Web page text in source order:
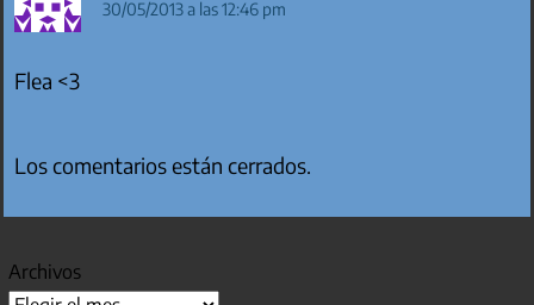
30/05/2013 a las 12:46 pm
Flea <3
Los comentarios están cerrados.
Archivos